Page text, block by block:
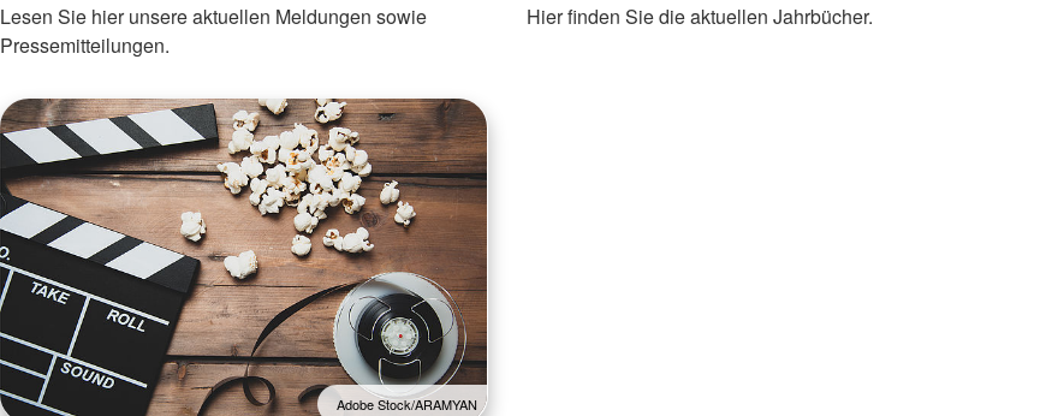
Lesen Sie hier unsere aktuellen Meldungen sowie
Pressemitteilungen.
Hier finden Sie die aktuellen Jahrbücher.
Adobe Stock/ARAMYAN